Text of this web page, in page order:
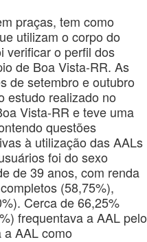
praças, tem como
utilizam o corpo do
verificar o perfil dos
de Boa Vista-RR. As
de setembro e outubro
estudo realizado no
Vista-RR e teve uma
questões
à utilização das AALs
foi do sexo
de 39 anos, com renda
(58,75%),
Cerca de 66,25%
frequentava a AAL pelo
AAL como